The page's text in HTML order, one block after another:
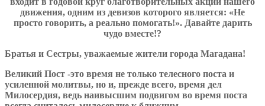
движения, одним из девизов которого является: «Не
просто говорить, а реально помогать!». Давайте дарить
чудо вместе!?
Братья и Сестры, уважаемые жители города Магадана!
Великий Пост -это время не только телесного поста и
усиленной молитвы, но и, прежде всего, время дел
Милосердия, ведь наивысшим подвигом во время поста